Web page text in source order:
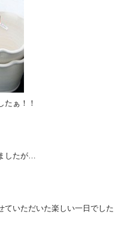
たぁ！！
したが…
ていただいた楽しい一日でした